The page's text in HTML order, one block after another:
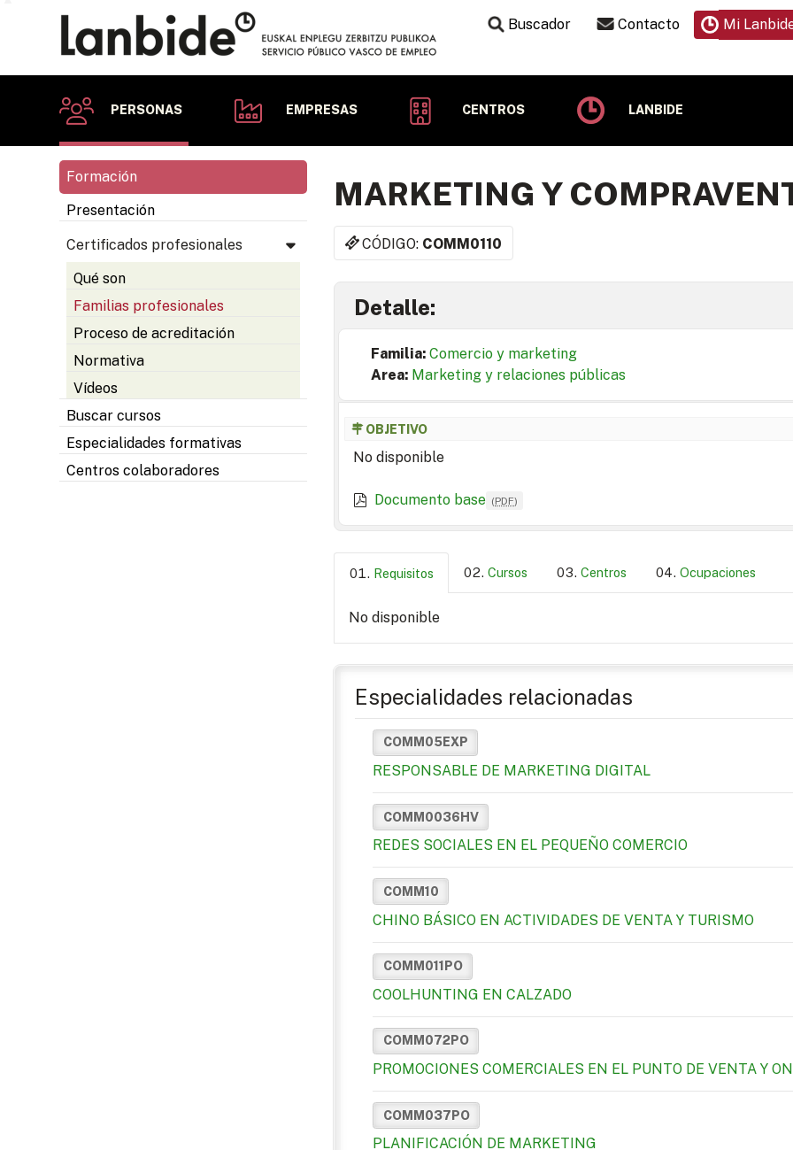
Buscador Contacto Mi
PERSONAS EMPRESAS CENTROS LANBIDE
Formación
Presentación
Certificados profesionales
Qué son
Familias profesionales
Proceso de acreditación
Normativa
Vídeos
Buscar cursos
Especialidades formativas
Centros colaboradores
MARKETING Y
CÓDIGO: COMM0110
Detalle:
Familia: Comercio y marketing
Area: Marketing y relaciones públicas
OBJETIVO
No disponible
Documento base (PDF)
Requisitos Cursos Centros Ocupaciones
No disponible
Especialidades relacionadas
COMM05EXP
RESPONSABLE DE MARKETING DIGITAL
COMM0036HV
REDES SOCIALES EN EL PEQUEÑO COMERCIO
COMM10
CHINO BÁSICO EN ACTIVIDADES DE VENTA Y TURISMO
COMM011PO
COOLHUNTING EN CALZADO
COMM072PO
PROMOCIONES COMERCIALES EN EL PUNTO DE VENTA Y
COMM037PO
PLANIFICACIÓN DE MARKETING